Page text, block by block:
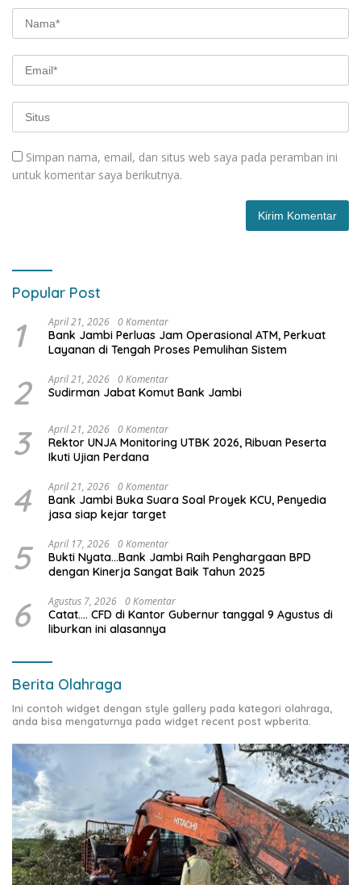
Simpan nama, email, dan situs web saya pada peramban ini
untuk komentar saya berikutnya.
Popular Post
1 April 21, 2026 0 Komentar
Bank Jambi Perluas Jam Operasional ATM, Perkuat
Layanan di Tengah Proses Pemulihan Sistem
2 April 21, 2026 0 Komentar
Sudirman Jabat Komut Bank Jambi
3 April 21, 2026 0 Komentar
Rektor UNJA Monitoring UTBK 2026, Ribuan Peserta
Ikuti Ujian Perdana
4 April 21, 2026 0 Komentar
Bank Jambi Buka Suara Soal Proyek KCU, Penyedia
jasa siap kejar target
5 April 17, 2026 0 Komentar
Bukti Nyata…Bank Jambi Raih Penghargaan BPD
dengan Kinerja Sangat Baik Tahun 2025
6 Agustus 7, 2026 0 Komentar
Catat…. CFD di Kantor Gubernur tanggal 9 Agustus di
liburkan ini alasannya
Berita Olahraga
Ini contoh widget dengan style gallery pada kategori olahraga,
anda bisa mengaturnya pada widget recent post wpberita.